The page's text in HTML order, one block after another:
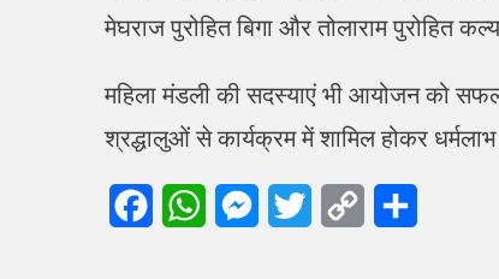
मेघराज पुरोहित बिगा और तोलाराम पुरोहित
महिला मंडली की सदस्याएं भी आयोजन को
श्रद्धालुओं से कार्यक्रम में शामिल होकर
FacebookWhatsAppMessenger
Twitter
Copy